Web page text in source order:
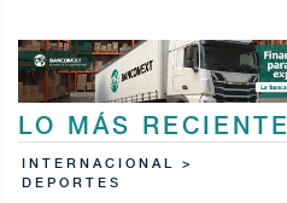
LO MÁS RECIENTE
INTERNACIONAL >
DEPORTES